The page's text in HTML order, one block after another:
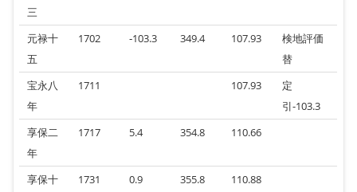
三
元禄十
五
1702 ‐103.3 349.4 107.93
検地評価
替
宝永八
年
1711 107.93
定
引-103.3
享保二
年
1717 5.4 354.8 110.66
享保十
1731 0.9 355.8 110.88